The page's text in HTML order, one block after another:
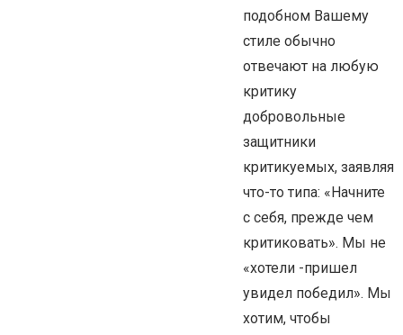
подобном Вашему
стиле обычно
отвечают на любую
критику
добровольные
защитники
критикуемых, заявляя
что-то типа: «Начните
с себя, прежде чем
критиковать». Мы не
«хотели -пришел
увидел победил». Мы
хотим, чтобы